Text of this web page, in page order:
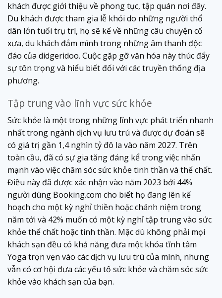
khách được giới thiệu về phong tục, tập quán nơi đây.
Du khách được tham gia lễ khói do những người thổ
dân lớn tuổi trụ trì, họ sẽ kể về những câu chuyện cổ
xưa, du khách đắm mình trong những âm thanh độc
đáo của didgeridoo. Cuộc gặp gỡ văn hóa này thúc đẩy
sự tôn trọng và hiểu biết đối với các truyền thống địa
phương.
Tập trung vào lĩnh vực sức khỏe
Sức khỏe là một trong những lĩnh vực phát triển nhanh
nhất trong ngành dịch vụ lưu trú và được dự đoán sẽ
có giá trị gần 1,4 nghìn tỷ đô la vào năm 2027. Trên
toàn cầu, đã có sự gia tăng đáng kể trong việc nhấn
mạnh vào việc chăm sóc sức khỏe tinh thần và thể chất.
Điều này đã được xác nhận vào năm 2023 bởi 44%
người dùng Booking.com cho biết họ đang lên kế
hoạch cho một kỳ nghỉ thiền hoặc chánh niệm trong
năm tới và 42% muốn có một kỳ nghỉ tập trung vào sức
khỏe thể chất hoặc tinh thần. Mặc dù không phải mọi
khách sạn đều có khả năng đưa một khóa tĩnh tâm
Yoga trọn vẹn vào các dịch vụ lưu trú của mình, nhưng
vẫn có cơ hội đưa các yếu tố sức khỏe và chăm sóc sức
khỏe vào khách sạn của bạn.